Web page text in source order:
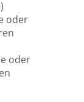
oder
oder